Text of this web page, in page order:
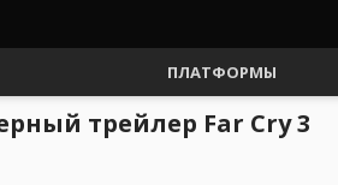
ПЛАТФОРМЫ
трейлер Far Cry 3